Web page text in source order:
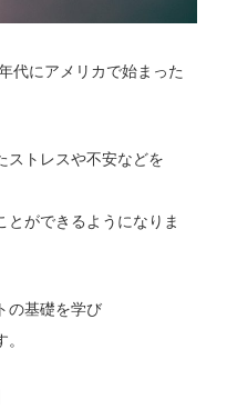
代にアメリカで始まった
ストレスや不安などを
とができるようになりま
の基礎を学び